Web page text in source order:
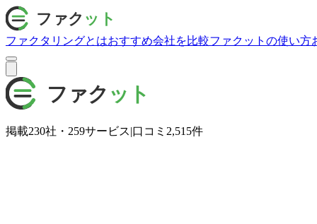
ファクタリングとはおすすめ会社を比較ファクットの使い方
掲載230社・ 259サービス|口コミ 2,515件